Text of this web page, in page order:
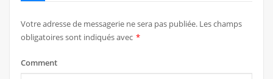
Votre adresse de messagerie ne sera pas publiée. Les champs
obligatoires sont indiqués avec *
Comment